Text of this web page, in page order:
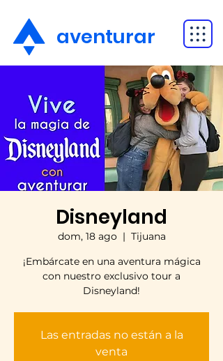
aventurar
Disneyland
dom, 18 ago
  |
Tijuana
¡Embárcate en una aventura mágica
con nuestro exclusivo tour a
Disneyland!
Las entradas no están a la
venta